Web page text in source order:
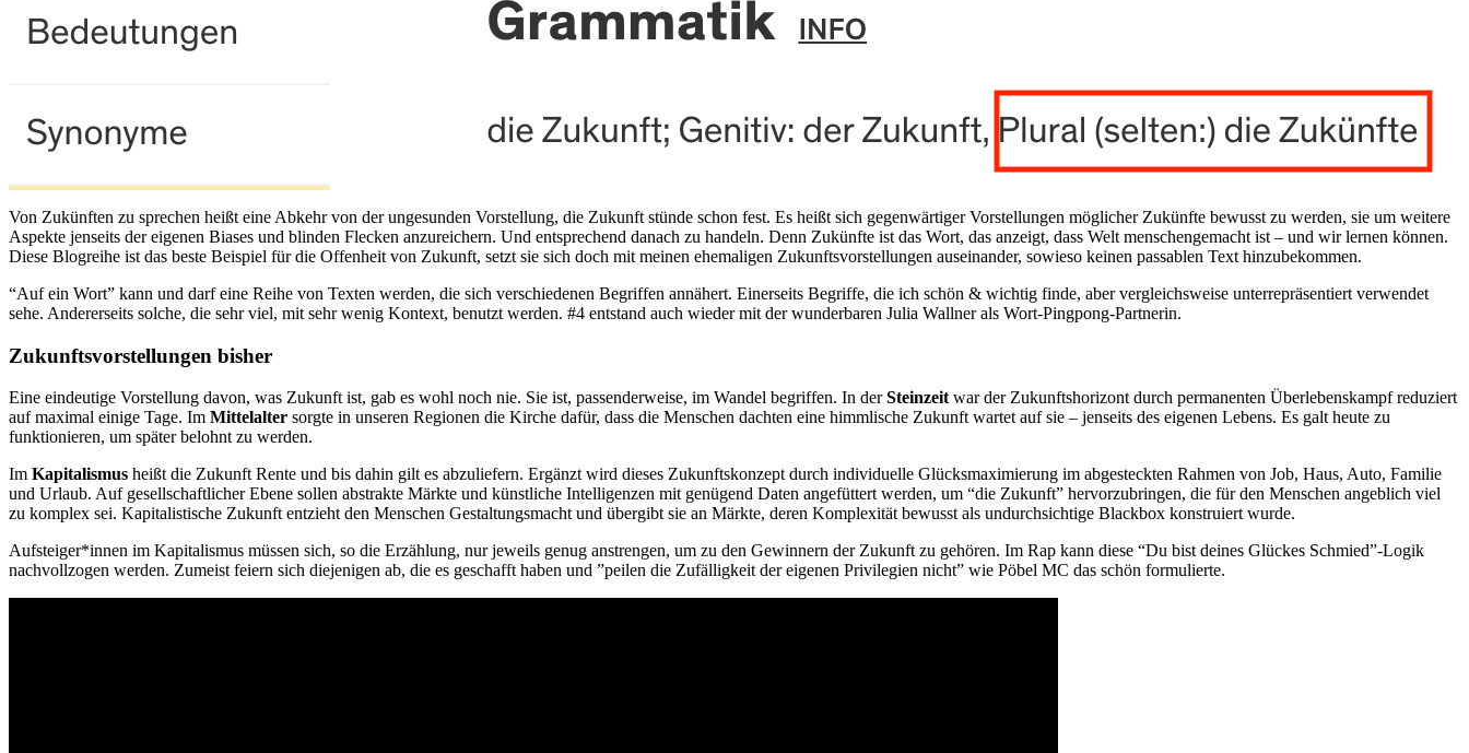
Von Zukünften zu sprechen heißt eine Abkehr von der ungesunden Vorstellung, die Zukunft stünde schon fest. Es heißt sich gegenwärtiger Vorstellungen möglicher Zukünfte bewusst zu werden, sie um weitere
Aspekte jenseits der eigenen Biases und blinden Flecken anzureichern. Und entsprechend danach zu handeln. Denn Zukünfte ist das Wort, das anzeigt, dass Welt menschengemacht ist – und wir lernen können.
Diese Blogreihe ist das beste Beispiel für die Offenheit von Zukunft, setzt sie sich doch mit meinen ehemaligen Zukunftsvorstellungen auseinander, sowieso keinen passablen Text hinzubekommen.
“Auf ein Wort” kann und darf eine Reihe von Texten werden, die sich verschiedenen Begriffen annähert. Einerseits Begriffe, die ich schön & wichtig finde, aber vergleichsweise unterrepräsentiert verwendet
sehe. Andererseits solche, die sehr viel, mit sehr wenig Kontext, benutzt werden. #4 entstand auch wieder mit der wunderbaren Julia Wallner als Wort-Pingpong-Partnerin.
Zukunftsvorstellungen bisher
Eine eindeutige Vorstellung davon, was Zukunft ist, gab es wohl noch nie. Sie ist, passenderweise, im Wandel begriffen. In derSteinzeit war der Zukunftshorizont durch permanenten Überlebenskampf reduziert
auf maximal einige Tage. Im Mittelalter sorgte in unseren Regionen die Kirche dafür, dass die Menschen dachten eine himmlische Zukunft wartet auf sie – jenseits des eigenen Lebens. Es galt heute zu
funktionieren, um später belohnt zu werden.
Im Kapitalismus heißt die Zukunft Rente und bis dahin gilt es abzuliefern. Ergänzt wird dieses Zukunftskonzept durch individuelle Glücksmaximierung im abgesteckten Rahmen von Job, Haus, Auto, Familie
und Urlaub. Auf gesellschaftlicher Ebene sollen abstrakte Märkte und künstliche Intelligenzen mit genügend Daten angefüttert werden, um “die Zukunft” hervorzubringen, die für den Menschen angeblich viel
zu komplex sei. Kapitalistische Zukunft entzieht den Menschen Gestaltungsmacht und übergibt sie an Märkte, deren Komplexität bewusst als undurchsichtige Blackbox konstruiert wurde.
Aufsteiger*innen im Kapitalismus müssen sich, so die Erzählung, nur jeweils genug anstrengen, um zu den Gewinnern der Zukunft zu gehören. Im Rap kann diese “Du bist deines Glückes Schmied”-Logik
nachvollzogen werden. Zumeist feiern sich diejenigen ab, die es geschafft haben und ”peilen die Zufälligkeit der eigenen Privilegien nicht” wie Pöbel MC das schön formulierte.